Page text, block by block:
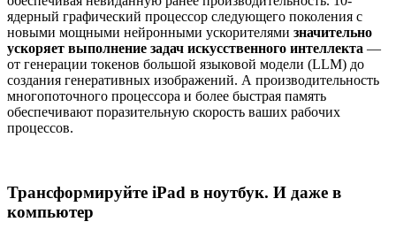
ядерный графический процессор следующего поколения с
новыми мощными нейронными ускорителями значительно
ускоряет выполнение задач искусственного интеллекта —
от генерации токенов большой языковой модели (LLM) до
создания генеративных изображений. А производительность
многопоточного процессора и более быстрая память
обеспечивают поразительную скорость ваших рабочих
процессов.
Трансформируйте iPad в ноутбук. И даже в
компьютер